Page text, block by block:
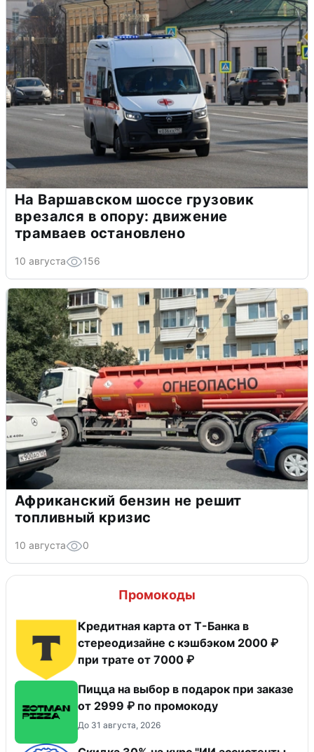
На Варшавском шоссе грузовик
врезался в опору: движение
трамваев остановлено
10 августа 156
Африканский бензин не решит
топливный кризис
10 августа 0
Промокоды
Кредитная карта от Т-Банка в
стереодизайне с кэшбэком 2000 ₽
при трате от 7000 ₽
Пицца на выбор в подарок при заказе
от 2999 ₽ по промокоду
До 31 августа, 2026